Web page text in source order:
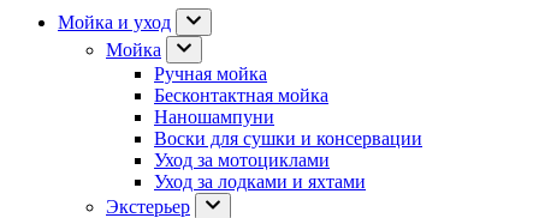
Мойка и уход
Мойка
Ручная мойка
Бесконтактная мойка
Наношампуни
Воски для сушки и консервации
Уход за мотоциклами
Уход за лодками и яхтами
Экстерьер